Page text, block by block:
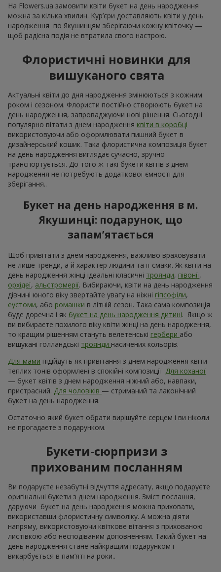
На Flowers.ua замовити квіти букет на день народження
можна за кілька хвилин. Кур’єри доставляють квіти у день
народження по Якушинцям зберігаючи кожну квіточку —
щоб радісна подія не втратила свого настрою.
Флористичні новинки для
вишуканого свята
Актуальні квіти до дня народження змінюються з кожним
роком і сезоном. Флористи постійно створюють букет на
день народження, запроваджуючи нові рішення. Сьогодні
популярно вітати з днем народження квіти в коробці
використовуючи або оформлювати пишний букет в
дизайнерський кошик. Така флористична композиція букет
на день народження виглядає сучасно, зручно
транспортується. До того ж такі букети квітів з днем
народження не потребують додаткової ємності для
зберігання..
Букет на день народження в м.
Якушинці: подарунок, що
запам’ятається
Щоб привітати з днем народження, важливо враховувати
не лише тренди, а й характер людини та її смаки. Як квіти на
день народження жінці ідеальні класичні троянди, півонії,
орхідеї, альстромерії. Вибираючи, квіти на день народження
дівчині юного віку звертайте увагу на ніжні гіпсофіли,
еустоми, або ромашки в літній сезон. Така сама композиція
буде доречна і як букет на день народження дитині. Якщо ж
ви вибираєте похилого віку квіти жінці на день народження,
то кращим рішенням стануть велетенські гербери або
вишукані голландські троянди насичених кольорів.
Для мами підійдуть як привітання з днем ​​народження квіти
теплих тонів оформлені в спокійні композиції Для коханої
— букет квітів з днем ​​народження ніжний або, навпаки,
пристрасний. Для чоловіків — стриманий та лаконічний
букет на день народження.
Остаточно який букет обрати вирішуйте серцем і ви ніколи
не прогадаєте з подарунком.
Букети-сюрпризи з
прихованим посланням
Ви подаруєте незабутні відчуття адресату, якщо подаруєте
оригінальні букети з днем народження. Зміст послання,
даруючи букет на день народження можна приховати,
використавши флористичну символіку. А можна діяти
напряму, використовуючи квіткове вітання з прихованою
листівкою або несподіваним доповненням. Такий букет на
день народження стане найкращим подарунком і
викарбується в пам’яті на роки..